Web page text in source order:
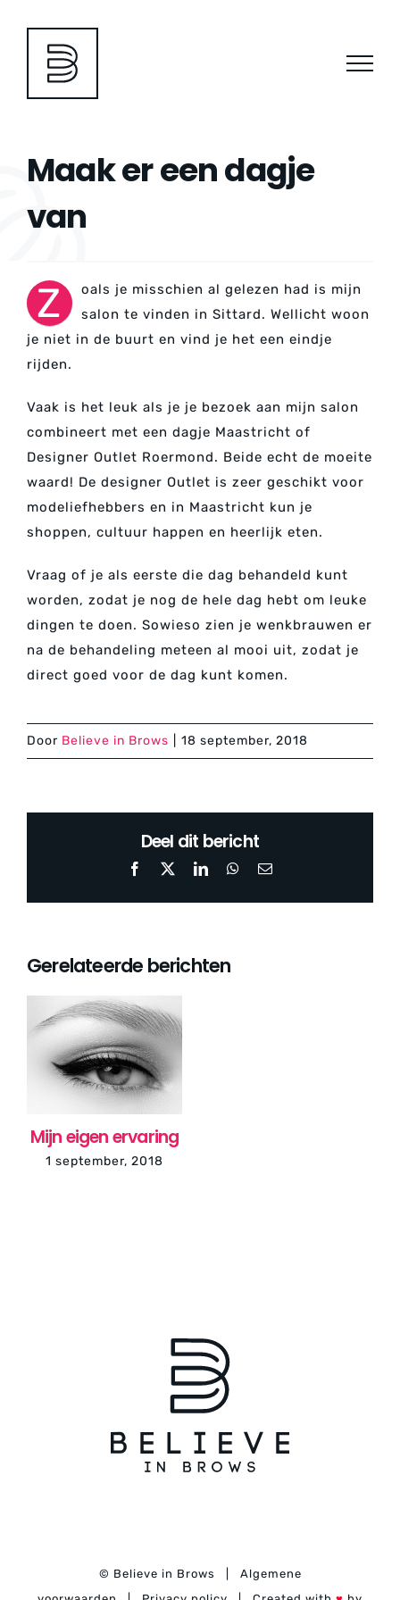
inhoud
Maak er een dagje
van
Z
oals je misschien al gelezen had is mijn
salon te vinden in Sittard. Wellicht woon
je niet in de buurt en vind je het een eindje
rijden.
Vaak is het leuk als je je bezoek aan mijn salon
combineert met een dagje Maastricht of
Designer Outlet Roermond. Beide echt de moeite
waard! De designer Outlet is zeer geschikt voor
modeliefhebbers en in Maastricht kun je
shoppen, cultuur happen en heerlijk eten.
Vraag of je als eerste die dag behandeld kunt
worden, zodat je nog de hele dag hebt om leuke
dingen te doen. Sowieso zien je wenkbrauwen er
na de behandeling meteen al mooi uit, zodat je
direct goed voor de dag kunt komen.
Door Believe in Brows 18 september, 2018
Deel dit bericht
Facebook LinkedInWhatsApp
E-
Gerelateerde berichten
Mijn eigen ervaring
1 september, 2018
© Believe in Brows
Algemene